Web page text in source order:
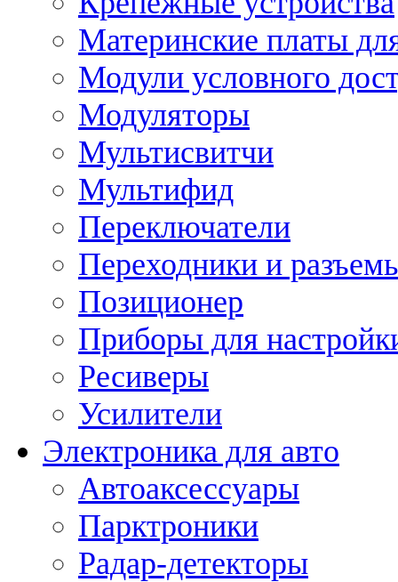
Материнские платы
Модули условного
Модуляторы
Мультисвитчи
Мультифид
Переключатели
Переходники и
Позиционер
Приборы для
Ресиверы
Усилители
Электроника для авто
Автоаксессуары
Парктроники
Радар-детекторы